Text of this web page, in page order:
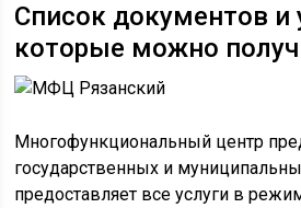
Список документов и
которые можно
Многофункциональный центр
государственных и
предоставляет все услуги в